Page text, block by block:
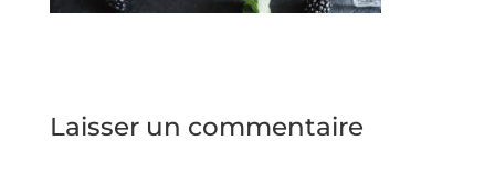
Laisser un commentaire